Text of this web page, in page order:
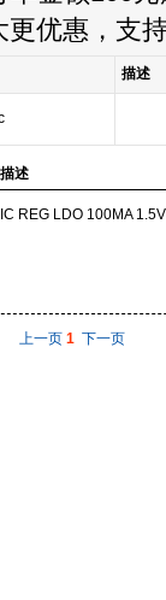
优惠，支
描述
描述
IC REG LDO 100MA
上一页 1 下一页